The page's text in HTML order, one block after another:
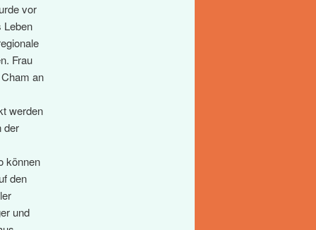
vor
Leben
Frau
an
werden
der
können
den
und